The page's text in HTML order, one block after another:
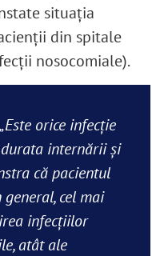
situația
din spitale
nosocomiale).
orice infecție
internării și
că pacientul
cel mai
infecțiilor
atât ale